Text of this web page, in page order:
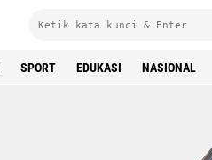
SPORT EDUKASI NASIONAL